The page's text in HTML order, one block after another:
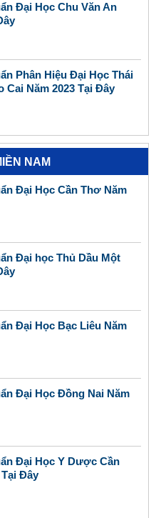
Đại Học Chu Văn An
Phân Hiệu Đại Học Thái
Cai Năm 2023 Tại Đây
NAM
Đại Học Cần Thơ Năm
Đại học Thủ Dầu Một
Đại Học Bạc Liêu Năm
Đại Học Đồng Nai Năm
Đại Học Y Dược Cần
Đây